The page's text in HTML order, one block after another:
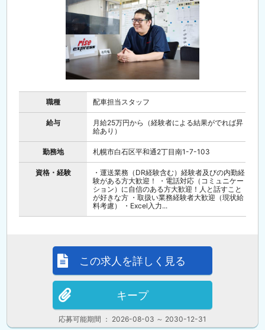
職種 配車担当スタッフ
給与
月給25万円から（経験者による結果がでれば昇
給あり）
勤務地 札幌市白石区平和通2丁目南1-7-103
資格・経験
・運送業務（DR経験含む）経験者及びの内勤経
験がある方大歓迎！ ・電話対応（コミュニケー
ション）に自信のある方大歓迎！人と話すこと
が好きな方 ・取扱い業務経験者大歓迎（現状給
料考慮） ・Excel入力...
応募可能期間 ： 2026-08-03 ～ 2030-12-31
この求人を詳しく見る
キープ